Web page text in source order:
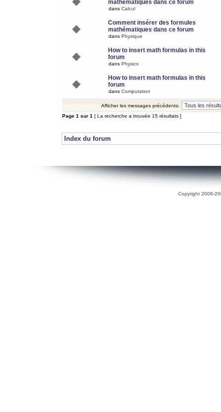
mathématiques dans ce forum
dans Calcul
Comment insérer des formules
mathématiques dans ce forum
dans Physique
How to insert math formulas in this
forum
dans Physics
How to insert math formulas in this
forum
dans Computation
Afficher les messages précédents:
Page 1 sur 1 [ La recherche a trouvée 15 résultats ]
Index du forum
Copyright 2006-